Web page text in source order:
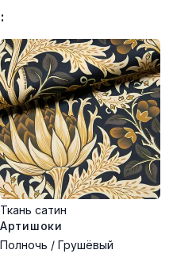
Ткань сатин
Артишоки
Полночь / Грушёвый